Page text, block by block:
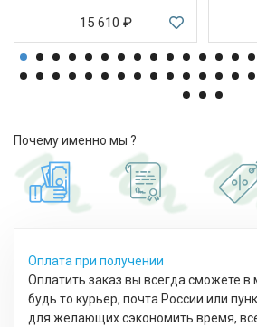
15 610 ₽
Почему именно мы ?
Оплата при получении
Оплатить заказ вы всегда сможете в
будь то курьер, почта России или
для желающих сэкономить время,